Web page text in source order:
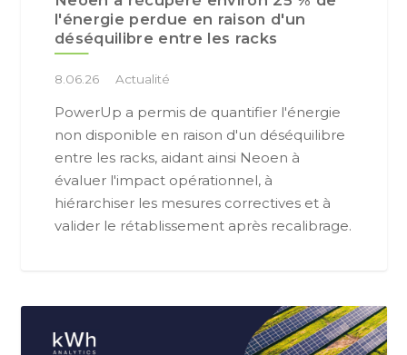
l'énergie perdue en raison d'un
déséquilibre entre les racks
8.06.26 Actualité
PowerUp a permis de quantifier l'énergie
non disponible en raison d'un déséquilibre
entre les racks, aidant ainsi Neoen à
évaluer l'impact opérationnel, à
hiérarchiser les mesures correctives et à
valider le rétablissement après recalibrage.